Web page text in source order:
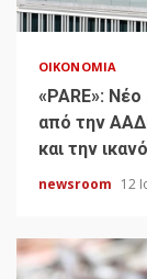
ΟΙΚΟΝΟΜΊΑ
«PARE»:
από την
και την
newsroom 12